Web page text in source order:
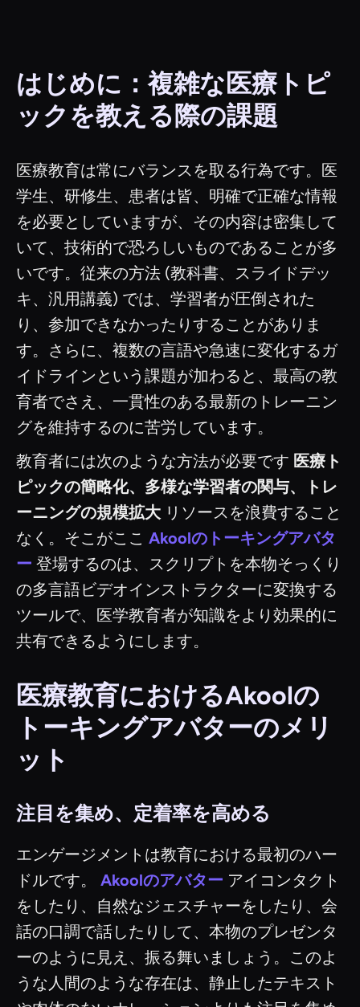
はじめに：複雑な医療トピ
ックを教える際の課題
医療教育は常にバランスを取る行為です。医
学生、研修生、患者は皆、明確で正確な情報
を必要としていますが、その内容は密集して
いて、技術的で恐ろしいものであることが多
いです。従来の方法 (教科書、スライドデッ
キ、汎用講義) では、学習者が圧倒された
り、参加できなかったりすることがありま
す。さらに、複数の言語や急速に変化するガ
イドラインという課題が加わると、最高の教
育者でさえ、一貫性のある最新のトレーニン
グを維持するのに苦労しています。
教育者には次のような方法が必要です 医療ト
ピックの簡略化、多様な学習者の関与、トレ
ーニングの規模拡大 リソースを浪費すること
なく。そこがここ Akoolのトーキングアバタ
ー 登場するのは、スクリプトを本物そっくり
の多言語ビデオインストラクターに変換する
ツールで、医学教育者が知識をより効果的に
共有できるようにします。
医療教育におけるAkoolの
トーキングアバターのメリ
ット
注目を集め、定着率を高める
エンゲージメントは教育における最初のハー
ドルです。 Akoolのアバター アイコンタクト
をしたり、自然なジェスチャーをしたり、会
話の口調で話したりして、本物のプレゼンタ
ーのように見え、振る舞いましょう。このよ
うな人間のような存在は、静止したテキスト